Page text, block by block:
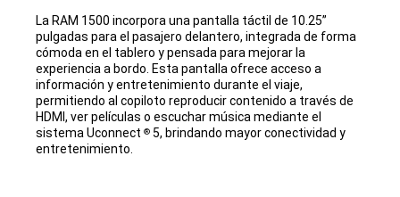
La RAM 1500 incorpora una pantalla táctil de 10.25”
pulgadas para el pasajero delantero, integrada de forma
cómoda en el tablero y pensada para mejorar la
experiencia a bordo. Esta pantalla ofrece acceso a
información y entretenimiento durante el viaje,
permitiendo al copiloto reproducir contenido a través de
HDMI, ver películas o escuchar música mediante el
sistema Uconnect ® 5, brindando mayor conectividad y
entretenimiento.